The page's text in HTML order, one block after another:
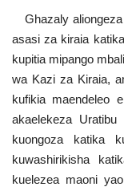
Ghazaly
asasi za kiraia
kupitia mipango
wa Kazi za Kiraia,
kufikia maendeleo
akaelekeza
kuongoza katika
kuwashirikisha
kuelezea maoni